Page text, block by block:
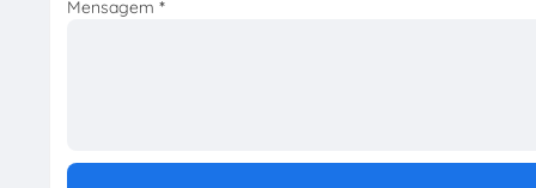
Mensagem *